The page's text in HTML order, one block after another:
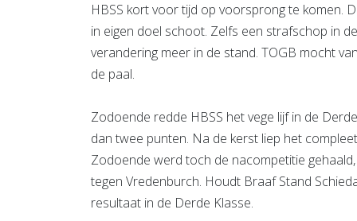
HBSS kort voor tijd op voorsprong te komen.
in eigen doel schoot. Zelfs een strafschop in
verandering meer in de stand. TOGB mocht
de paal.
Zodoende redde HBSS het vege lijf in de
dan twee punten. Na de kerst liep het
Zodoende werd toch de nacompetitie
tegen Vredenburch. Houdt Braaf Stand
resultaat in de Derde Klasse.